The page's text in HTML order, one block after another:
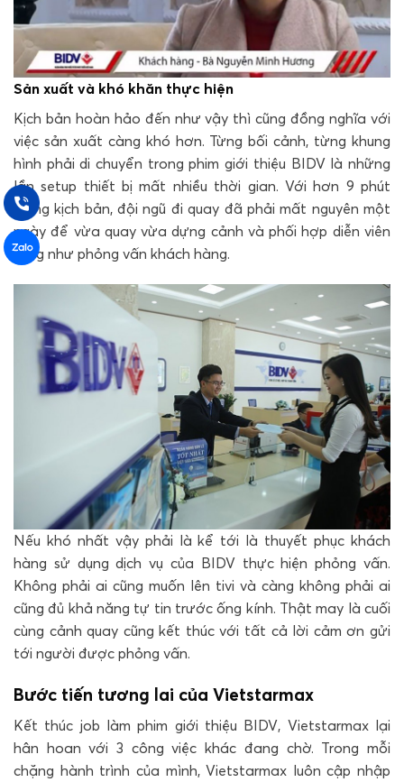
Sản xuất và khó khăn thực hiện
Kịch bản hoàn hảo đến như vậy thì cũng đồng nghĩa với
việc sản xuất càng khó hơn. Từng bối cảnh, từng khung
hình phải di chuyển trong phim giới thiệu BIDV là những
lần setup thiết bị mất nhiều thời gian. Với hơn 9 phút
trong kịch bản, đội ngũ đi quay đã phải mất nguyên một
ngày để vừa quay vừa dựng cảnh và phối hợp diễn viên
cũng như phỏng vấn khách hàng.
Nếu khó nhất vậy phải là kể tới là thuyết phục khách
hàng sử dụng dịch vụ của BIDV thực hiện phỏng vấn.
Không phải ai cũng muốn lên tivi và càng không phải ai
cũng đủ khả năng tự tin trước ống kính. Thật may là cuối
cùng cảnh quay cũng kết thúc với tất cả lời cảm ơn gửi
tới người được phỏng vấn.
Bước tiến tương lai của Vietstarmax
Kết thúc job làm phim giới thiệu BIDV, Vietstarmax lại
hân hoan với 3 công việc khác đang chờ. Trong mỗi
chặng hành trình của mình, Vietstarmax luôn cập nhập